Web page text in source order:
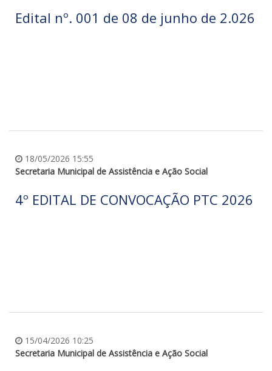
Edital nº. 001 de 08 de junho de 2.026
18/05/2026 15:55
Secretaria Municipal de Assistência e Ação Social
4º EDITAL DE CONVOCAÇÃO PTC 2026
15/04/2026 10:25
Secretaria Municipal de Assistência e Ação Social